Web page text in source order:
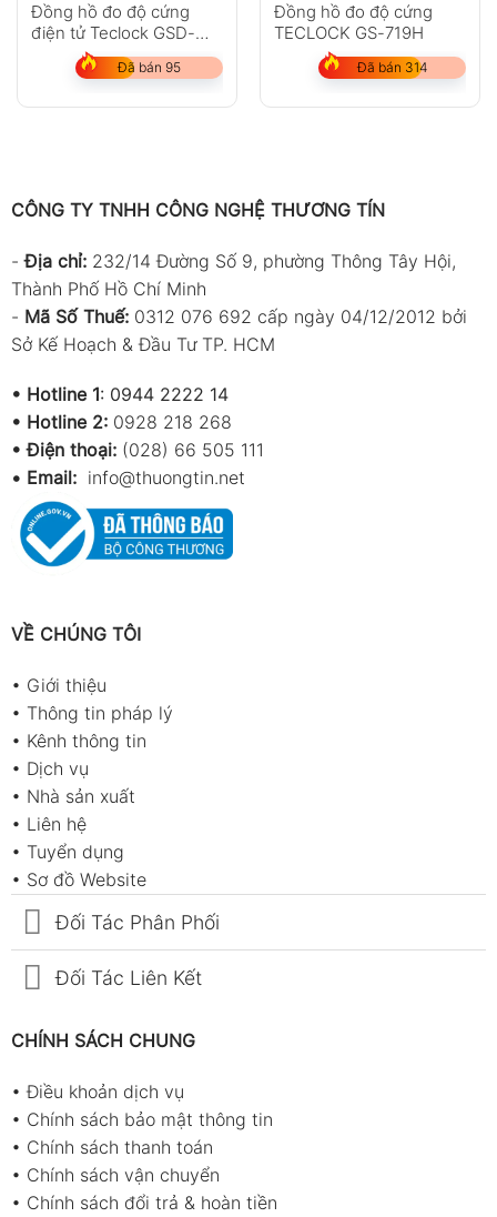
Đồng hồ đo độ cứng
điện tử Teclock GSD-
Đã bán 95
Đồng hồ đo độ cứng
TECLOCK GS-719H
Đã bán 314
CÔNG TY TNHH CÔNG NGHỆ THƯƠNG TÍN
-Địa chỉ: 232/14 Đường Số 9, phường Thông Tây Hội,
Thành Phố Hồ Chí Minh
- Mã Số Thuế: 0312 076 692 cấp ngày 04/12/2012 bởi
Sở Kế Hoạch & Đầu Tư TP. HCM
• Hotline 1: 0944 2222 14
• Hotline 2: 0928 218 268
• Điện thoại: (028) 66 505 111
• Email: info@thuongtin.net
VỀ CHÚNG TÔI
• Giới thiệu
• Thông tin pháp lý
• Kênh thông tin
• Dịch vụ
• Nhà sản xuất
• Liên hệ
• Tuyển dụng
• Sơ đồ Website
Đối Tác Phân Phối
Đối Tác Liên Kết
CHÍNH SÁCH CHUNG
•Điều khoản dịch vụ
• Chính sách bảo mật thông tin
• Chính sách thanh toán
• Chính sách vận chuyển
• Chính sách đổi trả & hoàn tiền